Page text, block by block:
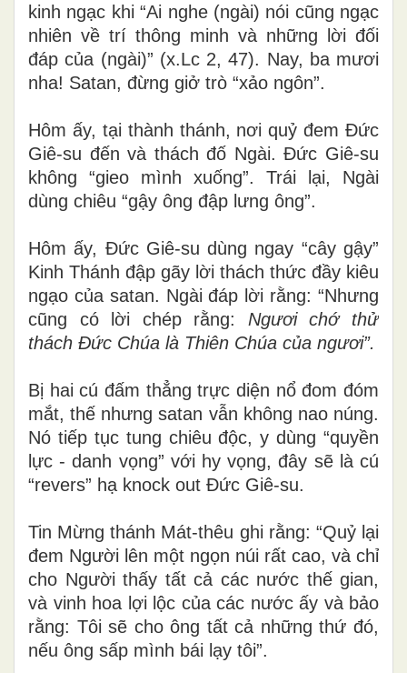
kinh ngạc khi “Ai nghe (ngài) nói cũng ngạc
nhiên về trí thông minh và những lời đối
đáp của (ngài)” (x.Lc 2, 47). Nay, ba mươi
nha! Satan, đừng giở trò “xảo ngôn”.
Hôm ấy, tại thành thánh, nơi quỷ đem Đức
Giê-su đến và thách đố Ngài. Đức Giê-su
không “gieo mình xuống”. Trái lại, Ngài
dùng chiêu “gậy ông đập lưng ông”.
Hôm ấy, Đức Giê-su dùng ngay “cây gậy”
Kinh Thánh đập gãy lời thách thức đầy kiêu
ngạo của satan. Ngài đáp lời rằng: “Nhưng
cũng có lời chép rằng: Ngươi chớ thử
thách Đức Chúa là Thiên Chúa của ngươi”.
Bị hai cú đấm thẳng trực diện nổ đom đóm
mắt, thế nhưng satan vẫn không nao núng.
Nó tiếp tục tung chiêu độc, y dùng “quyền
lực - danh vọng” với hy vọng, đây sẽ là cú
“revers” hạ knock out Đức Giê-su.
Tin Mừng thánh Mát-thêu ghi rằng: “Quỷ lại
đem Người lên một ngọn núi rất cao, và chỉ
cho Người thấy tất cả các nước thế gian,
và vinh hoa lợi lộc của các nước ấy và bảo
rằng: Tôi sẽ cho ông tất cả những thứ đó,
nếu ông sấp mình bái lạy tôi”.